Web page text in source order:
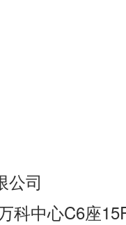
公司
科中心C6座